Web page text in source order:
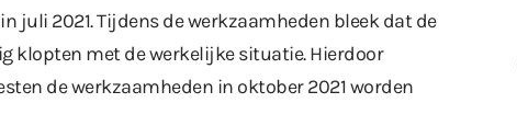
juli 2021. Tijdens de werkzaamheden bleek dat de
klopten met de werkelijke situatie. Hierdoor
de werkzaamheden in oktober 2021 worden